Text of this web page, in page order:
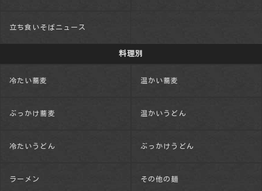
立ち食いそばニュース
料理別
冷たい蕎麦 温かい蕎麦
ぶっかけ蕎麦 温かいうどん
冷たいうどん ぶっかけうどん
ラーメン その他の麺